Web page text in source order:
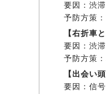
医療・介護保険
個人賠償責任保険
所在地（本部・支部
保険金の支払状況（
会員会社等一覧
アジャスター試験
刊行物・報告書
協会ニュースリリー
相談・通報等窓口ト
損害保険の相談窓口
要因： 渋
予防方策：
【右折車
要因： 渋
予防方策：
【出会い
要因： 信